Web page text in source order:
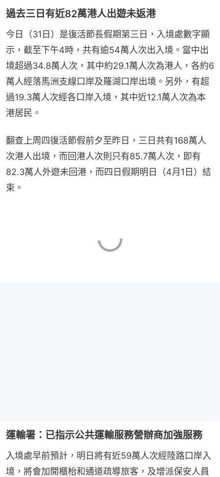
過去三日有近82萬港人出遊未返港
今日（31日）是復活節長假期第三日，入境處數字顯
示，截至下午4時，共有逾54萬人次出入境。當中出
境超過34.8萬人次，其中約29.1萬人次為港人，各約6
萬人經落馬洲支線口岸及羅湖口岸出境。另外，有超
過19.3萬人次經各口岸入境，其中近12.1萬人次為本
港居民。
翻查上周四復活節假前夕至昨日，三日共有168萬人
次港人出境，而回港人次則只有85.7萬人次，即有
82.3萬人外遊未回港，而四日假期明日（4月1日）結
束。
運輸署：已指示公共運輸服務營辦商加強服務
入境處早前預計，明日將有近59萬人次經陸路口岸入
境，將會加開櫃枱和通道疏導旅客，及增派保安人員